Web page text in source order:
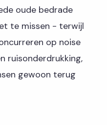
oude bedrade
te missen - terwijl
op noise
ruisonderdrukking,
gewoon terug